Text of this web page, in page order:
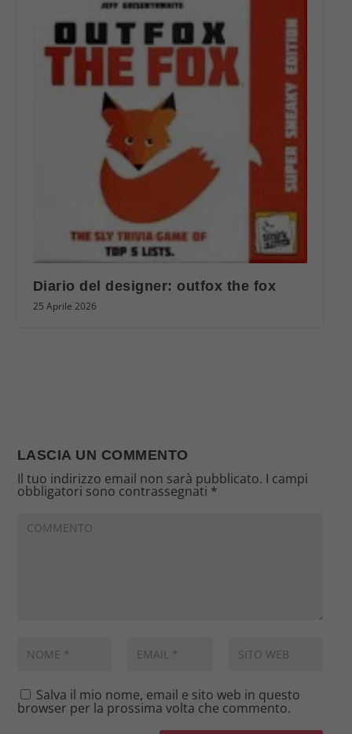
Diario del designer: outfox the fox
25 Aprile 2026
LASCIA UN COMMENTO
Il tuo indirizzo email non sarà pubblicato. I campi
obbligatori sono contrassegnati *
Salva il mio nome, email e sito web in questo
browser per la prossima volta che commento.